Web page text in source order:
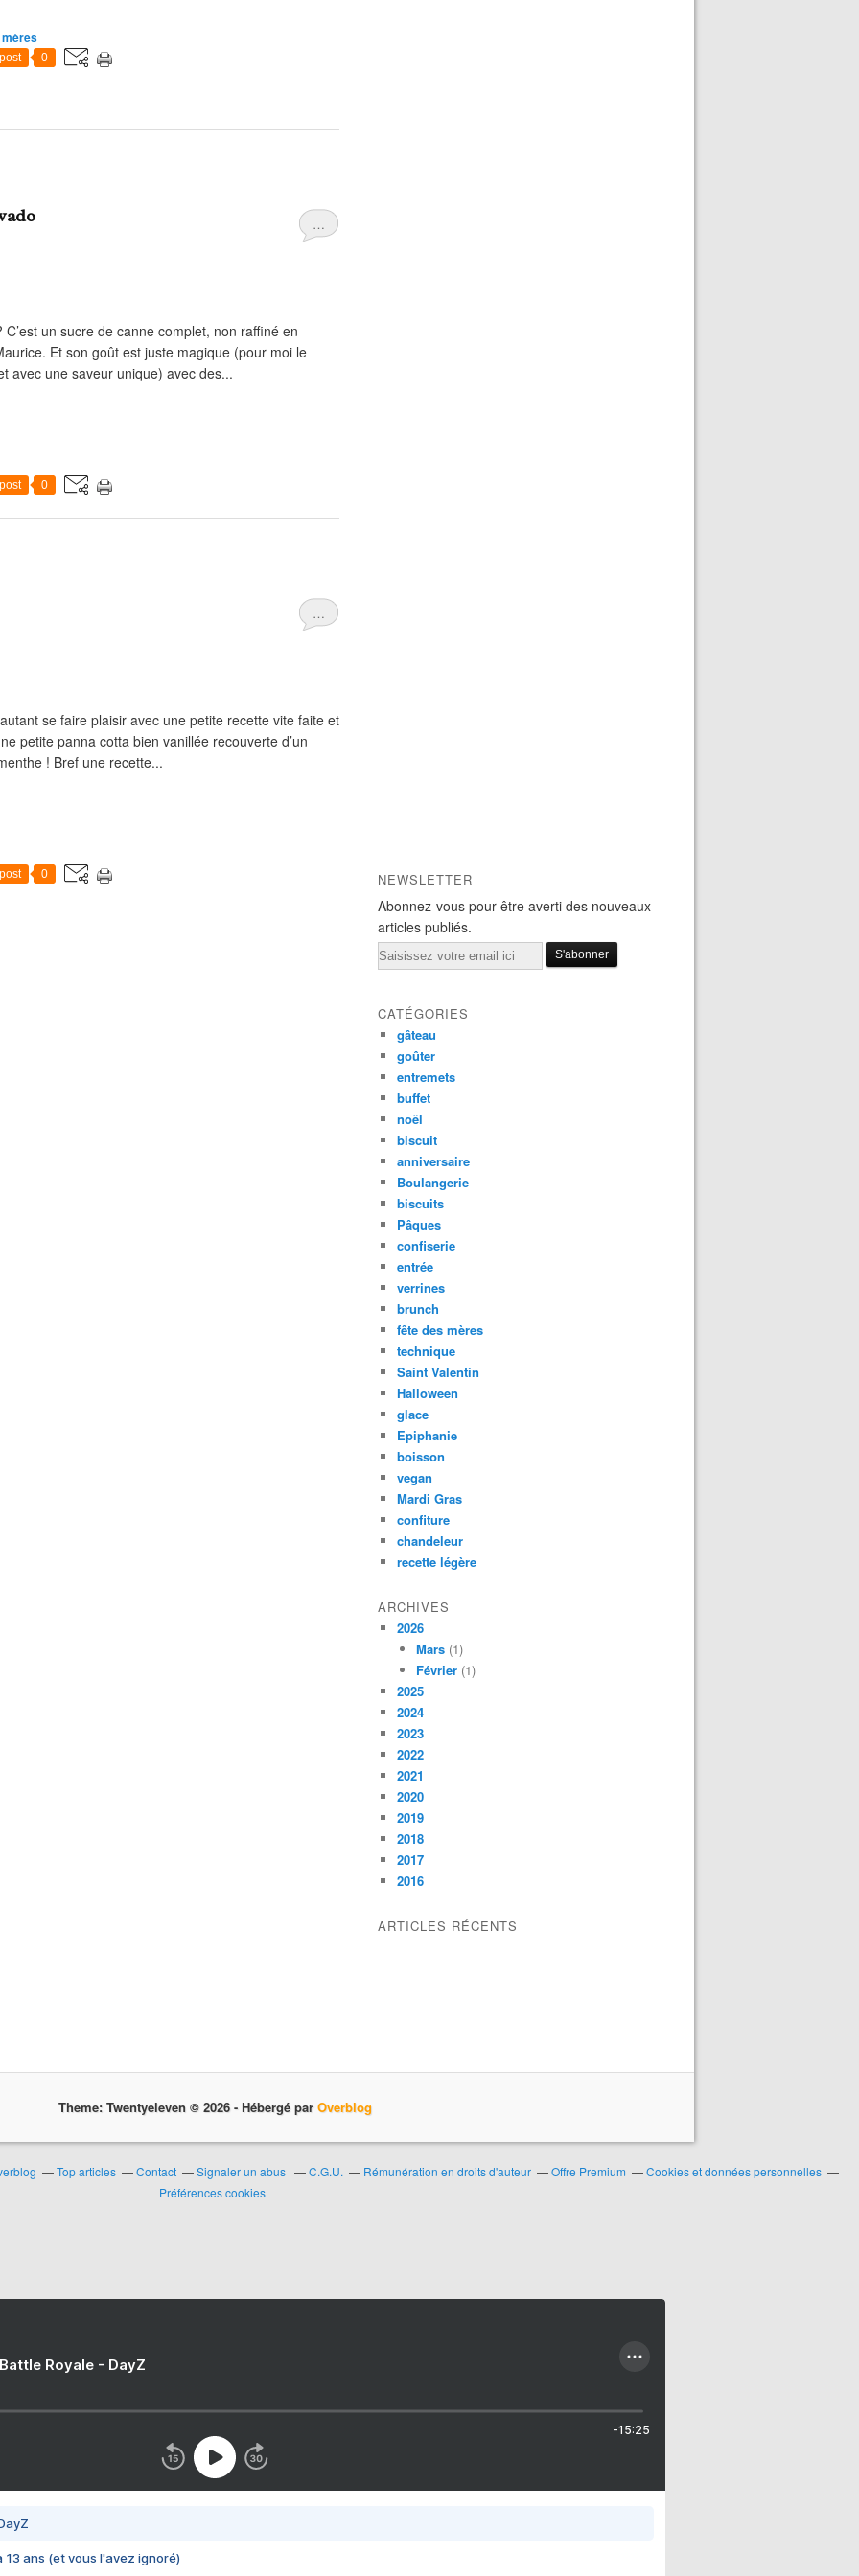
0
…
un sucre de canne complet, non raffiné en
Et son goût est juste magique (pour moi le
avec une saveur unique) avec des...
0
…
se faire plaisir avec une petite recette vite faite et
petite panna cotta bien vanillée recouverte d’un
! Bref une recette...
0 NEWSLETTER
Abonnez-vous pour être averti des nouveaux
articles publiés.
Email
CATÉGORIES
gâteau
goûter
entremets
buffet
noël
biscuit
anniversaire
Boulangerie
biscuits
Pâques
confiserie
entrée
verrines
brunch
fête des mères
technique
Saint Valentin
Halloween
glace
Epiphanie
boisson
vegan
Mardi Gras
confiture
chandeleur
recette légère
ARCHIVES
2026
Mars (1)
Février (1)
2025
2024
2023
2022
2021
2020
2019
2018
2017
2016
ARTICLES RÉCENTS
Theme: Twentyeleven © 2026 - Hébergé par Overblog
Top articles Contact Signaler un abus C.G.U. Rémunération en droits d'auteur Offre Premium
Cookies et données personnelles
Préférences cookies
Royale - DayZ
-15:25
13 ans (et vous l'avez ignoré)